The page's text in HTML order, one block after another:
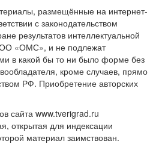
размещённые на интернет-
с законодательством
результатов интеллектуальной
«ОМС», и не подлежат
в какой бы то ни было форме без
кроме случаев, прямо
РФ. Приобретение авторских
сайта www.tverigrad.ru
открытая для индексации
материал заимствован.